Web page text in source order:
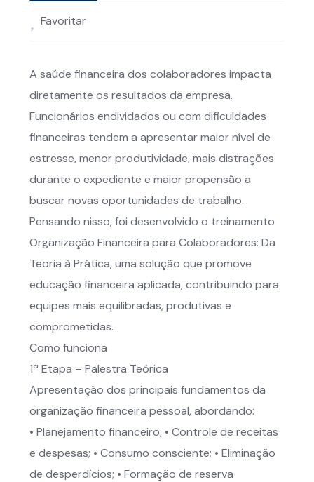
Favoritar
A saúde financeira dos colaboradores impacta
diretamente os resultados da empresa.
Funcionários endividados ou com dificuldades
financeiras tendem a apresentar maior nível de
estresse, menor produtividade, mais distrações
durante o expediente e maior propensão a
buscar novas oportunidades de trabalho.
Pensando nisso, foi desenvolvido o treinamento
Organização Financeira para Colaboradores: Da
Teoria à Prática, uma solução que promove
educação financeira aplicada, contribuindo para
equipes mais equilibradas, produtivas e
comprometidas.
Como funciona
1ª Etapa – Palestra Teórica
Apresentação dos principais fundamentos da
organização financeira pessoal, abordando:
• Planejamento financeiro; • Controle de receitas
e despesas; • Consumo consciente; • Eliminação
de desperdícios; • Formação de reserva